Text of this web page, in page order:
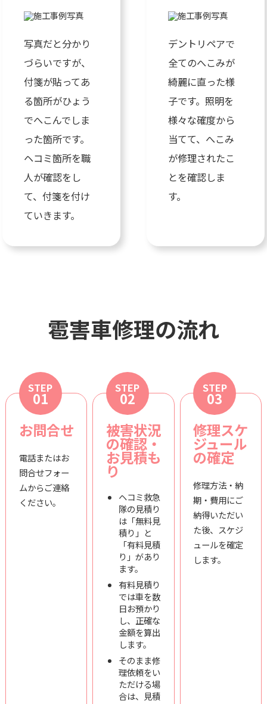
写真だと分かり
づらいですが、
付箋が貼ってあ
る箇所がひょう
でへこんでしま
った箇所です。
ヘコミ箇所を職
人が確認をし
て、付箋を付け
ていきます。
デントリペアで
全てのへこみが
綺麗に直った様
子です。照明を
様々な確度から
当てて、へこみ
が修理されたこ
とを確認しま
す。
雹害車修理の流れ
STEP
01
お問合せ
電話またはお
問合せフォー
ムからご連絡
ください。
STEP
02
被害状況
の確認・
お見積も
り
ヘコミ救急
隊の見積り
は「無料見
積り」と
「有料見積
り」があり
ます。
有料見積り
では車を数
日お預かり
し、正確な
金額を算出
します。
そのまま修
理依頼をい
ただける場
合は、見積
STEP
03
修理スケ
ジュール
の確定
修理方法・納
期・費用にご
納得いただい
た後、スケジ
ュールを確定
します。